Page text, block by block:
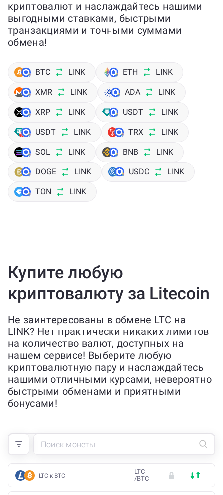
криптовалют и наслаждайтесь нашими
выгодными ставками, быстрыми
транзакциями и точными суммами
обмена!
BTC LINK ETH LINK
XMR LINK ADA LINK
XRP LINK USDT LINK
USDT LINK TRX LINK
SOL LINK BNB LINK
DOGE LINK USDC LINK
TON LINK
Купите любую
криптовалюту за Litecoin
Не заинтересованы в обмене LTC на
LINK? Нет практически никаких лимитов
на количество валют, доступных на
нашем сервисе! Выберите любую
криптовалютную пару и наслаждайтесь
нашими отличными курсами, невероятно
быстрыми обменами и приятными
бонусами!
LTC к BTC
LTC
/BTC